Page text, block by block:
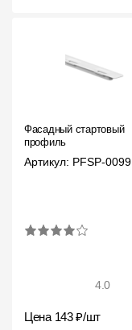
Фасадный стартовый
профиль
Артикул: PFSP-0099
4.0
Цена 143 ₽/шт